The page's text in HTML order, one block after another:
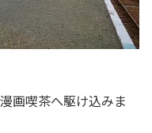
画喫茶へ駆け込みま